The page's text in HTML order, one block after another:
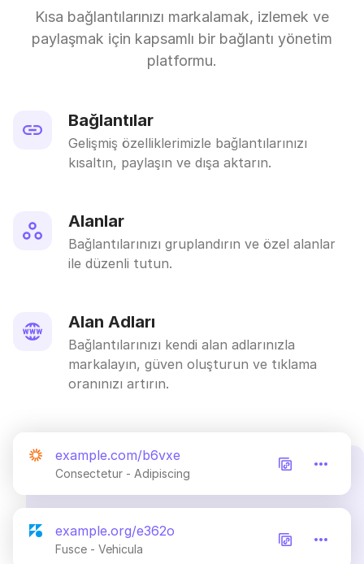
Kısa bağlantılarınızı markalamak, izlemek ve
paylaşmak için kapsamlı bir bağlantı yönetim
platformu.
Bağlantılar
Gelişmiş özelliklerimizle bağlantılarınızı
kısaltın, paylaşın ve dışa aktarın.
Alanlar
Bağlantılarınızı gruplandırın ve özel alanlar
ile düzenli tutun.
Alan Adları
Bağlantılarınızı kendi alan adlarınızla
markalayın, güven oluşturun ve tıklama
oranınızı artırın.
example.com/b6vxe
Consectetur - Adipiscing
example.org/e362o
Fusce - Vehicula